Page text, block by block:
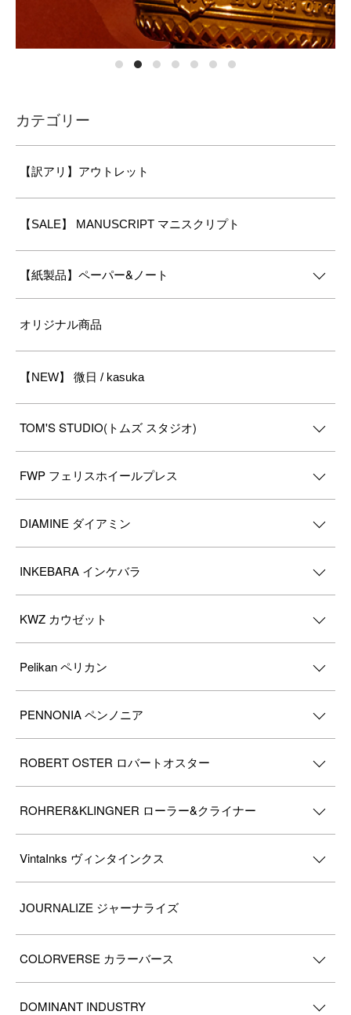
カテゴリー
【訳アリ】アウトレット
【SALE】 MANUSCRIPT マニスクリプト
【紙製品】ペーパー&ノート
オリジナル商品
【NEW】 微日 / kasuka
TOM'S STUDIO(トムズ スタジオ)
FWP フェリスホイールプレス
DIAMINE ダイアミン
INKEBARA インケバラ
KWZ カウゼット
Pelikan ペリカン
PENNONIA ペンノニア
ROBERT OSTER ロバートオスター
ROHRER&KLINGNER ローラー&クライナー
VintaInks ヴィンタインクス
JOURNALIZE ジャーナライズ
COLORVERSE カラーバース
DOMINANT INDUSTRY